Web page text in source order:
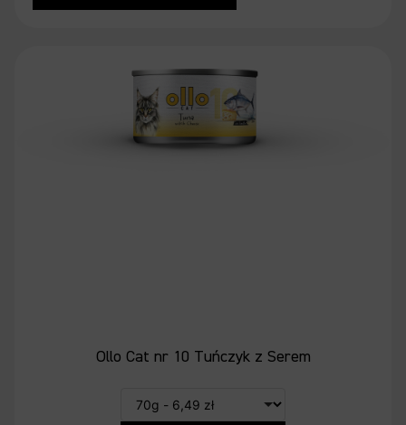
Ollo Cat nr 10 Tuńczyk z Serem